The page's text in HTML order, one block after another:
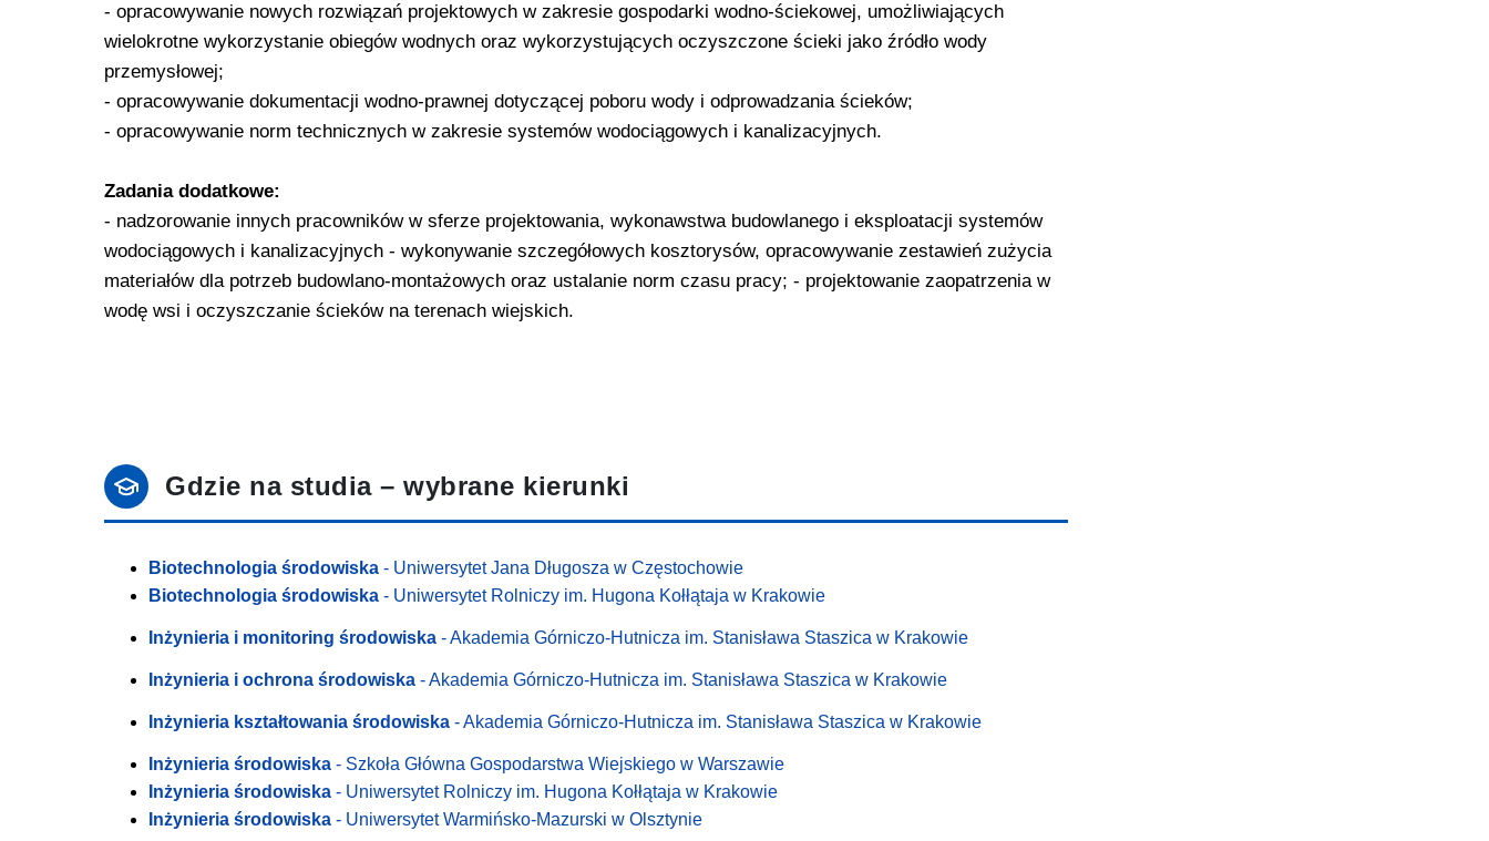
- opracowywanie nowych rozwiązań projektowych w zakresie gospodarki wodno-ściekowej, umożliwiających
wielokrotne wykorzystanie obiegów wodnych oraz wykorzystujących oczyszczone ścieki jako źródło wody
przemysłowej;
- opracowywanie dokumentacji wodno-prawnej dotyczącej poboru wody i odprowadzania ścieków;
- opracowywanie norm technicznych w zakresie systemów wodociągowych i kanalizacyjnych.
Zadania dodatkowe:
- nadzorowanie innych pracowników w sferze projektowania, wykonawstwa budowlanego i eksploatacji systemów
wodociągowych i kanalizacyjnych - wykonywanie szczegółowych kosztorysów, opracowywanie zestawień zużycia
materiałów dla potrzeb budowlano-montażowych oraz ustalanie norm czasu pracy; - projektowanie zaopatrzenia w
wodę wsi i oczyszczanie ścieków na terenach wiejskich.
Gdzie na studia – wybrane kierunki
Biotechnologia środowiska - Uniwersytet Jana Długosza w Częstochowie
Biotechnologia środowiska - Uniwersytet Rolniczy im. Hugona Kołłątaja w Krakowie
Inżynieria i monitoring środowiska - Akademia Górniczo-Hutnicza im. Stanisława Staszica w Krakowie
Inżynieria i ochrona środowiska - Akademia Górniczo-Hutnicza im. Stanisława Staszica w Krakowie
Inżynieria kształtowania środowiska - Akademia Górniczo-Hutnicza im. Stanisława Staszica w Krakowie
Inżynieria środowiska - Szkoła Główna Gospodarstwa Wiejskiego w Warszawie
Inżynieria środowiska - Uniwersytet Rolniczy im. Hugona Kołłątaja w Krakowie
Inżynieria środowiska - Uniwersytet Warmińsko-Mazurski w Olsztynie